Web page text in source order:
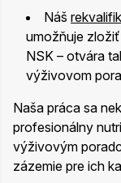
Náš
umožňuje zložiť
NSK – otvára
výživovom
Naša práca sa
profesionálny
výživovým
zázemie pre ich